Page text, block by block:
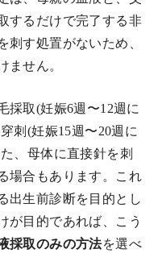
するだけで完了する非
刺す処置がないため、
ません。
採取(妊娠6週〜12週に
刺(妊娠15週〜20週に
、母体に直接針を刺
場合もあります。これ
出生前診断を目的とし
が目的であれば、こう
採取のみの方法を選べ